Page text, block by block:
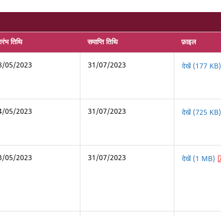
तिथि समाप्ति तिथि फ़ाइल
05/2023 31/07/2023 देखें (177 KB)
05/2023 31/07/2023 देखें (725 KB)
05/2023 31/07/2023 देखें (1 MB)